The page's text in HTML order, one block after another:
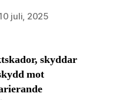
juli, 2025
skyddar
mot